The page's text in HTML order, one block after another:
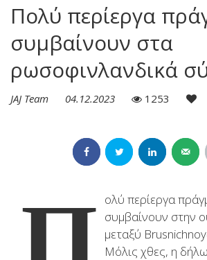
Πολύ περίεργα
συμβαίνουν στα
ρωσοφινλανδικά
JAJ Team 04.12.2023 1253
ολύ περίεργα
συμβαίνουν στην
μεταξύ
Μόλις χθες, η